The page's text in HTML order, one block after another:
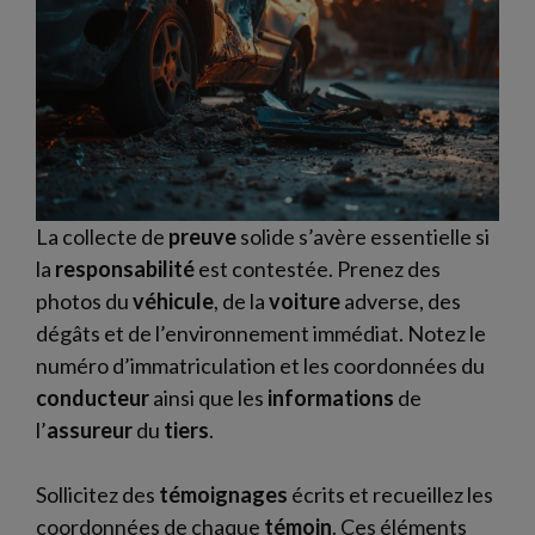
La collecte de preuvesolide s’avère essentielle si
la responsabilitéest contestée. Prenez des
photos duvéhicule, de lavoitureadverse, des
dégâts et de l’environnement immédiat. Notez le
numéro d’immatriculation et les coordonnées du
conducteurainsi que les informations de
l’assureurdu tiers.
Sollicitez des témoignages écrits et recueillez les
coordonnées de chaque témoin. Ces éléments